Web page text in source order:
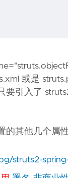
或是
要引入了
的其他几个属
struts2-